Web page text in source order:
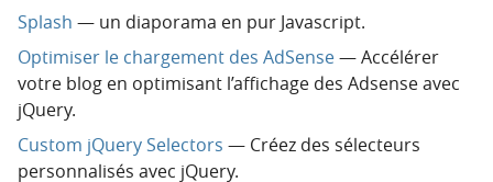
Splash — un diaporama en pur Javascript.
Optimiser le chargement des AdSense— Accélérer
votre blog en optimisant l’affichage des Adsense avec
jQuery.
Custom jQuery Selectors — Créez des sélecteurs
personnalisés avec jQuery.